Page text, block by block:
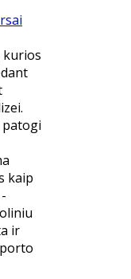
kurios
patogi
kaip
ir